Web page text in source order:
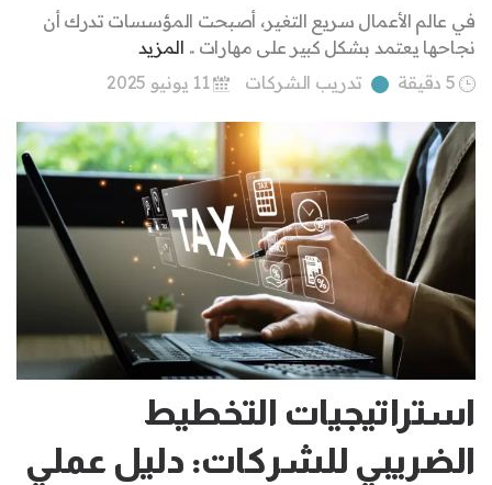
في عالم الأعمال سريع التغير، أصبحت المؤسسات تدرك أن
نجاحها يعتمد بشكل كبير على مهارات .. المزيد
5 دقيقة
تدريب الشركات 11 يونيو 2025
استراتيجيات التخطيط
الضريبي للشركات: دليل عملي